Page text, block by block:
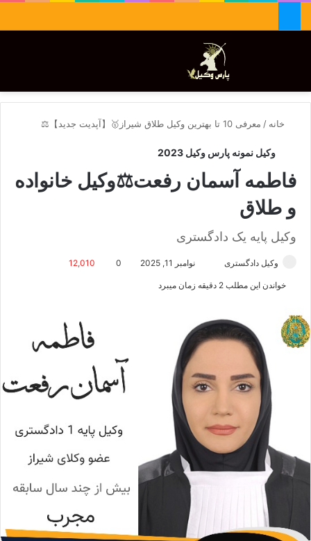
تغییر پوسته
خانه / معرفی 10 تا بهترین وکیل طلاق شیراز🥇【آپدیت جدید】⚖️
وکیل نمونه پارس وکیل 2023
فاطمه آسمان رفعت⚖️وکیل خانواده
و طلاق
وکیل پایه یک دادگستری
وکیل دادگستری
م
ل
نوامبر 11, 2025 0
12,010
خواندن این مطلب 2 دقیقه زمان میبرد